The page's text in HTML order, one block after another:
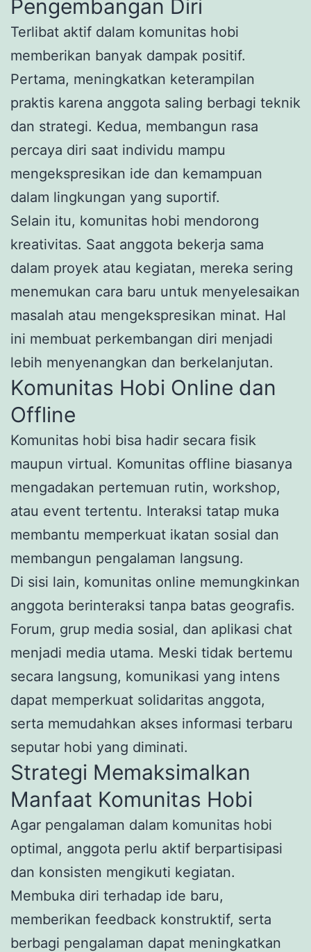
Pengembangan Diri
Terlibat aktif dalam komunitas hobi
memberikan banyak dampak positif.
Pertama, meningkatkan keterampilan
praktis karena anggota saling berbagi teknik
dan strategi. Kedua, membangun rasa
percaya diri saat individu mampu
mengekspresikan ide dan kemampuan
dalam lingkungan yang suportif.
Selain itu, komunitas hobi mendorong
kreativitas. Saat anggota bekerja sama
dalam proyek atau kegiatan, mereka sering
menemukan cara baru untuk menyelesaikan
masalah atau mengekspresikan minat. Hal
ini membuat perkembangan diri menjadi
lebih menyenangkan dan berkelanjutan.
Komunitas Hobi Online dan
Offline
Komunitas hobi bisa hadir secara fisik
maupun virtual. Komunitas offline biasanya
mengadakan pertemuan rutin, workshop,
atau event tertentu. Interaksi tatap muka
membantu memperkuat ikatan sosial dan
membangun pengalaman langsung.
Di sisi lain, komunitas online memungkinkan
anggota berinteraksi tanpa batas geografis.
Forum, grup media sosial, dan aplikasi chat
menjadi media utama. Meski tidak bertemu
secara langsung, komunikasi yang intens
dapat memperkuat solidaritas anggota,
serta memudahkan akses informasi terbaru
seputar hobi yang diminati.
Strategi Memaksimalkan
Manfaat Komunitas Hobi
Agar pengalaman dalam komunitas hobi
optimal, anggota perlu aktif berpartisipasi
dan konsisten mengikuti kegiatan.
Membuka diri terhadap ide baru,
memberikan feedback konstruktif, serta
berbagi pengalaman dapat meningkatkan